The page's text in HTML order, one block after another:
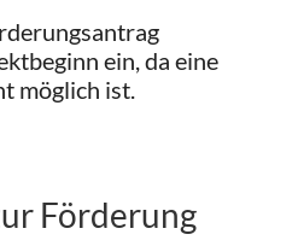
ein, da eine
möglich ist.
Förderung